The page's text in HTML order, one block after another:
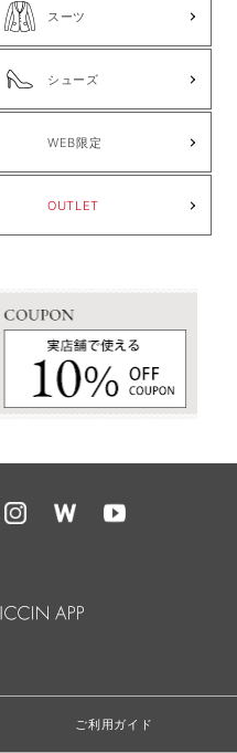
スーツ
シューズ
WEB限定
OUTLET
ご利用ガイド